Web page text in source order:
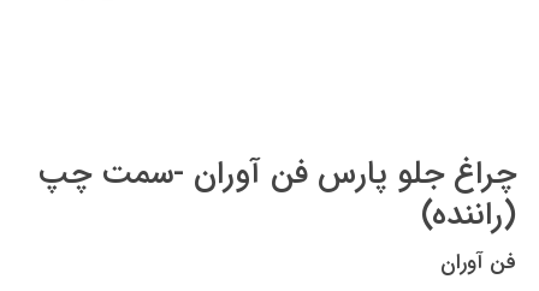
چراغ جلو پارس فن آوران -سمت چپ
(راننده)
فن آوران